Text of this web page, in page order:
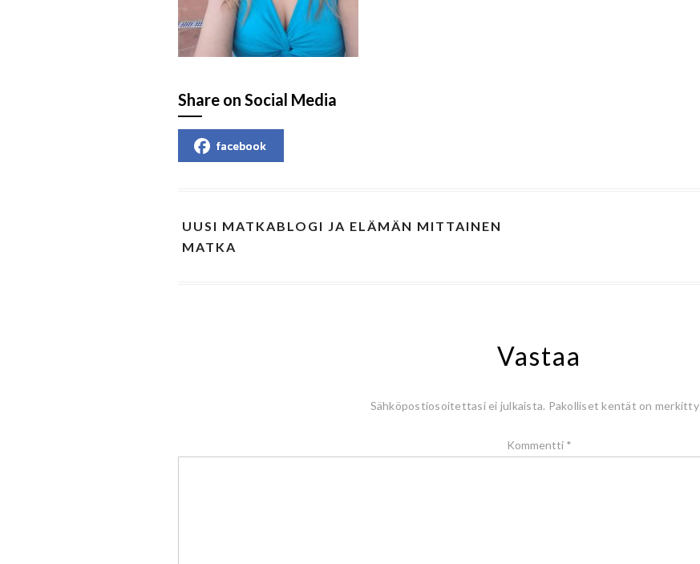
Share on Social Media
facebook
UUSI MATKABLOGI JA ELÄMÄN MITTAINEN
MATKA
Vastaa
Sähköpostiosoitettasi ei julkaista. Pakolliset kentät on merkitty
Kommentti *